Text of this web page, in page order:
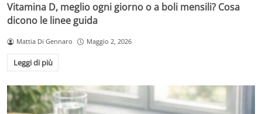
Vitamina D, meglio ogni giorno o a boli mensili? Cosa
dicono le linee guida
Mattia Di Gennaro Maggio 2, 2026
Leggi di più